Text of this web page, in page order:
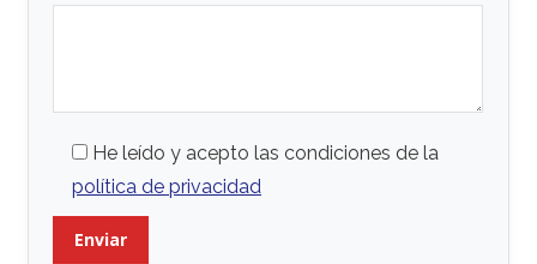
He leído y acepto las condiciones de la
política de privacidad